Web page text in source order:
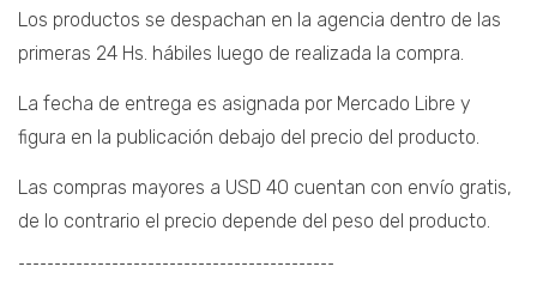
Los productos se despachan en la agencia dentro de las
primeras 24 Hs. hábiles luego de realizada la compra.
La fecha de entrega es asignada por Mercado Libre y
figura en la publicación debajo del precio del producto.
Las compras mayores a USD 40 cuentan con envío gratis,
de lo contrario el precio depende del peso del producto.
¯¯¯¯¯¯¯¯¯¯¯¯¯¯¯¯¯¯¯¯¯¯¯¯¯¯¯¯¯¯¯¯¯¯¯¯¯¯¯¯¯¯¯¯